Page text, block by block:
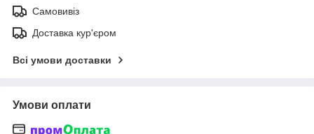
Самовивіз
Доставка кур'єром
Всі умови доставки
Умови оплати